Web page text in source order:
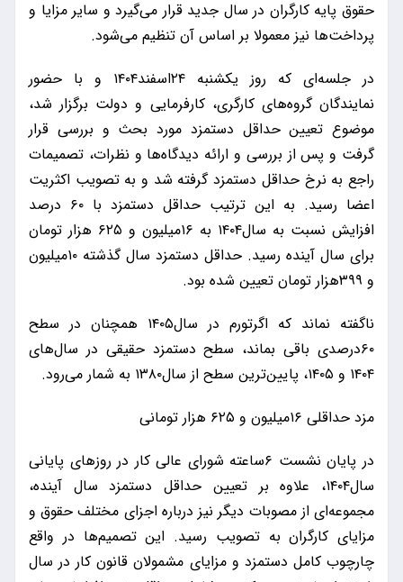
حقوق پایه کارگران در سال جدید قرار می‌گیرد و سایر مزایا و
پرداخت‌ها نیز معمولا بر اساس آن تنظیم می‌شود.
در جلسه‌ای که روز یکشنبه ۲۴اسفند۱۴۰۴ و با حضور
نمایندگان گروه‌های کارگری، کارفرمایی و دولت برگزار شد،
موضوع تعیین حداقل دستمزد مورد بحث و بررسی قرار
گرفت و پس از بررسی و ارائه دیدگاه‌ها و نظرات، تصمیمات
راجع به نرخ حداقل دستمزد گرفته شد و به تصویب اکثریت
اعضا رسید. به این ترتیب حداقل دستمزد با ۶۰ درصد
افزایش نسبت به سال۱۴۰۴ به ۱۶میلیون و ۶۲۵ هزار تومان
برای سال آینده رسید. حداقل دستمزد سال گذشته ۱۰میلیون
و ۳۹۹هزار تومان تعیین شده بود.
ناگفته نماند که اگرتورم در سال۱۴۰۵ همچنان در سطح
۶۰درصدی باقی بماند، سطح دستمزد حقیقی در سال‌های
۱۴۰۴ و ۱۴۰۵، پایین‌ترین سطح از سال۱۳۸۰ به شمار می‌رود.
مزد حداقلی ۱۶میلیون و ۶۲۵ هزار تومانی
در پایان نشست ۶ساعته شورای عالی کار در روزهای پایانی
سال۱۴۰۴، علاوه بر تعیین حداقل دستمزد سال آینده،
مجموعه‌ای از مصوبات دیگر نیز درباره اجزای مختلف حقوق و
مزایای کارگران به تصویب رسید. این تصمیم‌ها در واقع
چارچوب کامل دستمزد و مزایای مشمولان قانون کار در سال